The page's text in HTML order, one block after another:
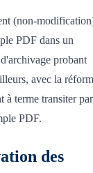
(non-
PDF dans un
probant
avec la
à terme transiter par
PDF.
des